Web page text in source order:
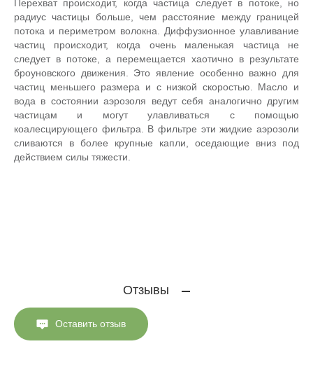
Перехват происходит, когда частица следует в потоке, но
радиус частицы больше, чем расстояние между границей
потока и периметром волокна. Диффузионное улавливание
частиц происходит, когда очень маленькая частица не
следует в потоке, а перемещается хаотично в результате
броуновского движения. Это явление особенно важно для
частиц меньшего размера и с низкой скоростью. Масло и
вода в состоянии аэрозоля ведут себя аналогично другим
частицам и могут улавливаться с помощью
коалесцирующего фильтра. В фильтре эти жидкие аэрозоли
сливаются в более крупные капли, оседающие вниз под
действием силы тяжести.
Отзывы
Оставить отзыв